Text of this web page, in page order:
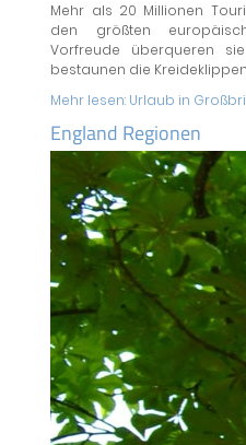
Mehr als 20 Millionen
den größten
Vorfreude überqueren
bestaunen die
Mehr lesen: Urlaub in
England Regionen